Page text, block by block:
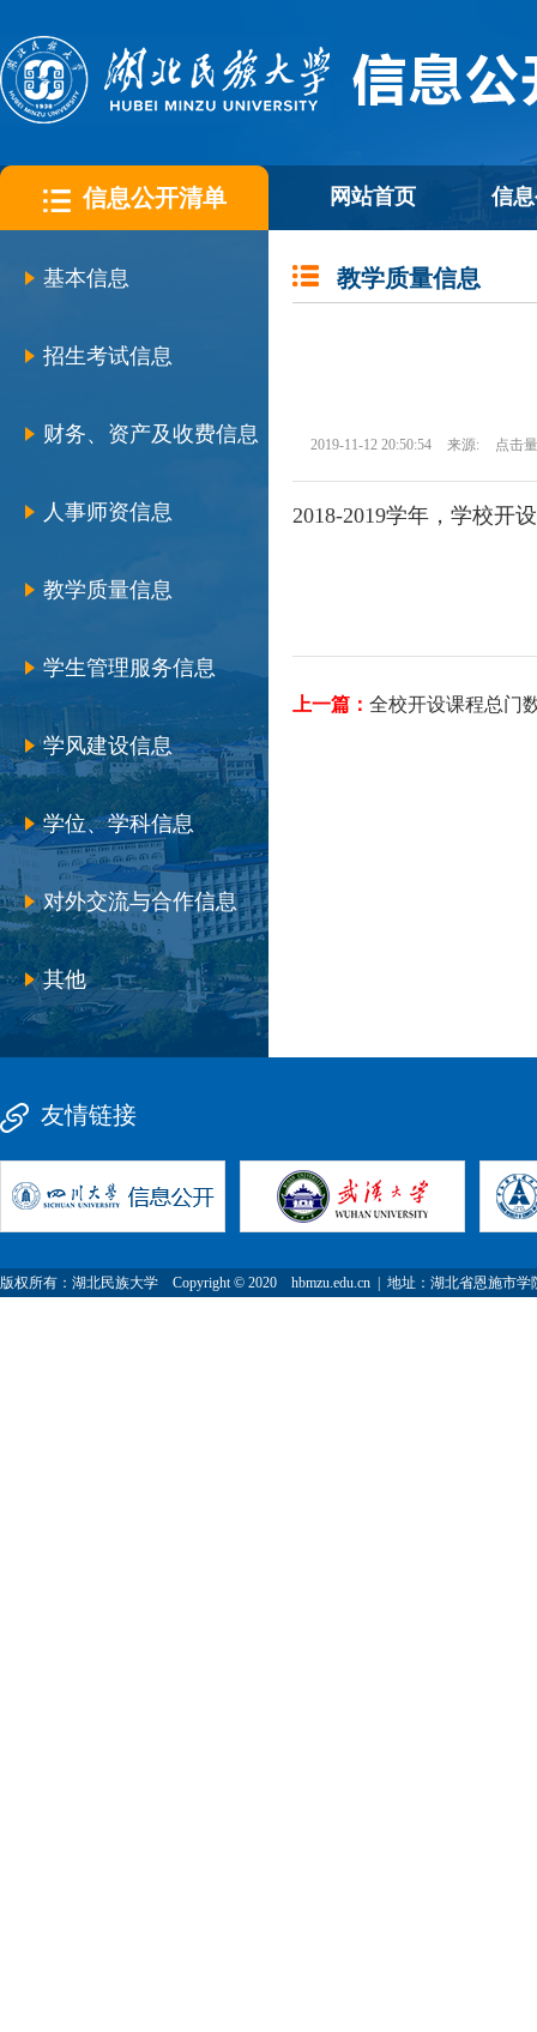
信息公开清单 网站首页 信
基本信息
招生考试信息
财务、资产及收费信息
人事师资信息
教学质量信息
学生管理服务信息
学风建设信息
学位、学科信息
对外交流与合作信息
其他
教学质量信息
2019-11-12 20:50:54 来源: 点击
2018-2019学年，学校开
上一篇： 全校开设课程总门
友情链接
版权所有：湖北民族大学 Copyright © 2020 hbmzu.edu.cn | 地址：湖北省恩施